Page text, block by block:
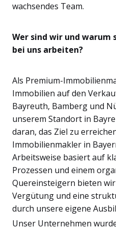
wachsendes Team.
Wer sind wir und
bei uns arbeiten?
Als Premium-
Immobilien auf den
Bayreuth, Bamberg und
unserem Standort in
daran, das Ziel zu
Immobilienmakler in
Arbeitsweise basiert auf
Prozessen und einem
Quereinsteigern bieten
Vergütung und eine
durch unsere eigene
Unser Unternehmen